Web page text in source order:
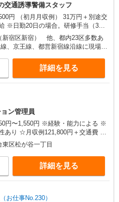
交通誘導警備スタッフ
31万円＋別途交
※日勤20日の場合。研修手当（3日
社祝金5万円含む 【各種手当】
1,000円/日 ※週4回以上勤務の場合
交通誘導警備業務資格手当 300円〜
・研修手当：3日間30,000円 ・入社
払い、選べ
い（毎週水曜） ※勤務日数によって
可能！ 働いた分だけ事前にお給料を
もできます！（規定あり）
新宿区新宿） 他、都内23区多数あ
、京王線、都営新宿線沿線に現場有
線「武蔵小金井駅」近く 東京メトロ
比谷線、丸ノ内線「霞が関駅」近く
駅など
詳細を見る
ン管理員
円〜1,550円 ※経験・能力による ※
円＋交通費
で月12日勤務の場合）
東区松が谷一丁目
詳細を見る
お仕事No.230）